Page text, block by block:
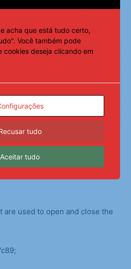
Leyberson Pedrosa
Izabella Silveira
Edgard Matsuki
{
are used to open and close the
acha que está tudo certo,
Você também pode
cookies deseja clicando em
tudo
Aceitar tudo